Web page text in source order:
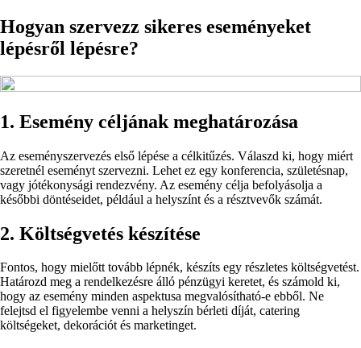
Hogyan szervezz sikeres eseményeket
lépésről lépésre?
1. Esemény céljának meghatározása
Az eseményszervezés első lépése a célkitűzés. Válaszd ki, hogy miért
szeretnél eseményt szervezni. Lehet ez egy konferencia, születésnap,
vagy jótékonysági rendezvény. Az esemény célja befolyásolja a
későbbi döntéseidet, például a helyszínt és a résztvevők számát.
2. Költségvetés készítése
Fontos, hogy mielőtt tovább lépnék, készíts egy részletes költségvetést.
Határozd meg a rendelkezésre álló pénzügyi keretet, és számold ki,
hogy az esemény minden aspektusa megvalósítható-e ebből. Ne
felejtsd el figyelembe venni a helyszín bérleti díját, catering
költségeket, dekorációt és marketinget.